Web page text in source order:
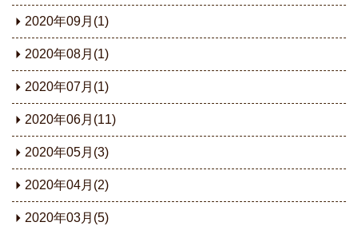
2020年09月(1)
2020年08月(1)
2020年07月(1)
2020年06月(11)
2020年05月(3)
2020年04月(2)
2020年03月(5)